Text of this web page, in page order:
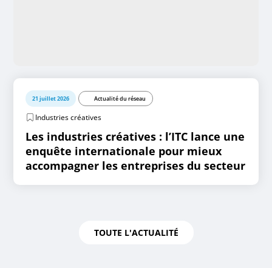
21 juillet 2026 Actualité du réseau
Industries créatives
Les industries créatives : l’ITC lance une
enquête internationale pour mieux
accompagner les entreprises du secteur
TOUTE L'ACTUALITÉ